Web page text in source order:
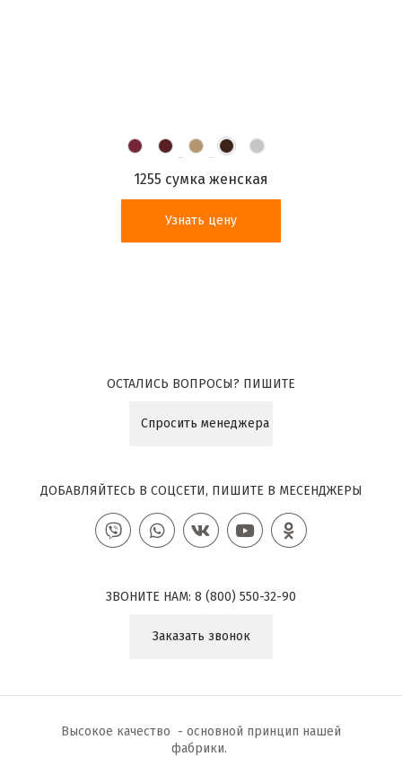
1255 сумка женская
Узнать цену
ОСТАЛИСЬ ВОПРОСЫ? ПИШИТЕ
Спросить менеджера
ДОБАВЛЯЙТЕСЬ В СОЦСЕТИ, ПИШИТЕ В МЕСЕНДЖЕРЫ
ЗВОНИТЕ НАМ: 8 (800) 550-32-90
Заказать звонок
Высокое качество - основной принцип нашей
фабрики.